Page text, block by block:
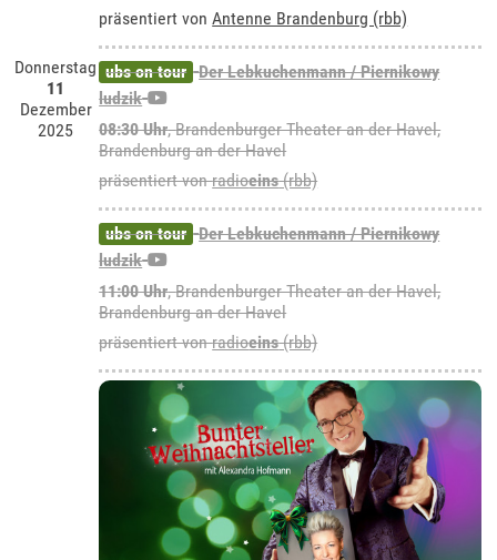
präsentiert vonAntenne Brandenburg (rbb)
Donnerstag
11
Dezember
2025
ubs on tour Der Lebkuchenmann / Piernikowy
ludzik
08:30 Uhr,Brandenburger Theater an der Havel,
Brandenburg an der Havel
präsentiert vonradioeins(rbb)
ubs on tour Der Lebkuchenmann / Piernikowy
ludzik
11:00 Uhr,Brandenburger Theater an der Havel,
Brandenburg an der Havel
präsentiert vonradioeins(rbb)